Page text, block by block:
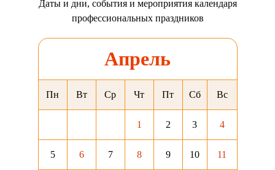
Даты и дни, события и мероприятия календаря
профессиональных праздников
Апрель
Пн Вт Ср Чт Пт Сб Вс
1 2 3 4
5 6 7 8 9 10 11